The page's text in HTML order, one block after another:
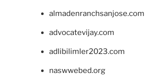
almadenranchsanjose.com
advocatevijay.com
adlibilimler2023.com
naswwebed.org